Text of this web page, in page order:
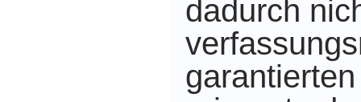
dadurch